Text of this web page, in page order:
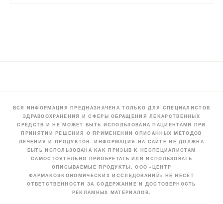
ВСЯ ИНФОРМАЦИЯ ПРЕДНАЗНАЧЕНА ТОЛЬКО ДЛЯ СПЕЦИАЛИСТОВ
ЗДРАВООХРАНЕНИЯ И СФЕРЫ ОБРАЩЕНИЯ ЛЕКАРСТВЕННЫХ
СРЕДСТВ И НЕ МОЖЕТ БЫТЬ ИСПОЛЬЗОВАНА ПАЦИЕНТАМИ ПРИ
ПРИНЯТИИ РЕШЕНИЯ О ПРИМЕНЕНИИ ОПИСАННЫХ МЕТОДОВ
ЛЕЧЕНИЯ И ПРОДУКТОВ. ИНФОРМАЦИЯ НА САЙТЕ НЕ ДОЛЖНА
БЫТЬ ИСПОЛЬЗОВАНА КАК ПРИЗЫВ К НЕСПЕЦИАЛИСТАМ
САМОСТОЯТЕЛЬНО ПРИОБРЕТАТЬ ИЛИ ИСПОЛЬЗОВАТЬ
ОПИСЫВАЕМЫЕ ПРОДУКТЫ. ООО «ЦЕНТР
ФАРМАКОЭКОНОМИЧЕСКИХ ИССЛЕДОВАНИЙ» НЕ НЕСЁТ
ОТВЕТСТВЕННОСТИ ЗА СОДЕРЖАНИЕ И ДОСТОВЕРНОСТЬ
РЕКЛАМНЫХ МАТЕРИАЛОВ.